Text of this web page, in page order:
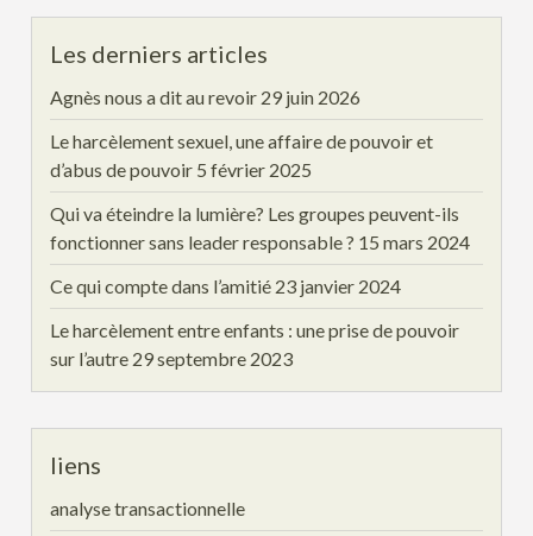
Les derniers articles
Agnès nous a dit au revoir 29 juin 2026
Le harcèlement sexuel, une affaire de pouvoir et
d’abus de pouvoir 5 février 2025
Qui va éteindre la lumière? Les groupes peuvent-ils
fonctionner sans leader responsable ? 15 mars 2024
Ce qui compte dans l’amitié 23 janvier 2024
Le harcèlement entre enfants : une prise de pouvoir
sur l’autre 29 septembre 2023
liens
analyse transactionnelle